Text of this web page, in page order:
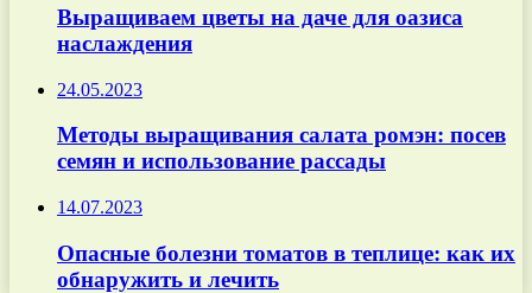
Выращиваем цветы на даче для оазиса
наслаждения
24.05.2023
Методы выращивания салата ромэн: посев
семян и использование рассады
14.07.2023
Опасные болезни томатов в теплице: как их
обнаружить и лечить